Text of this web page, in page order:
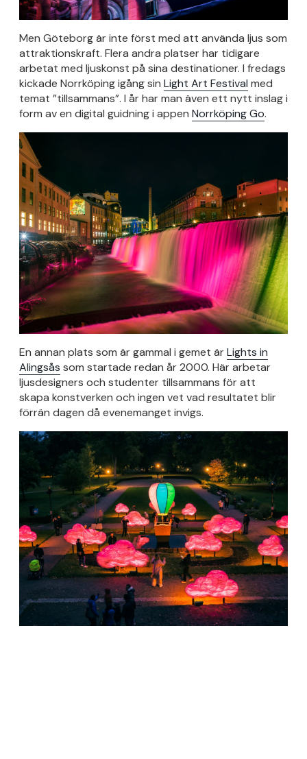
Men Göteborg är inte först med att använda ljus som
attraktionskraft. Flera andra platser har tidigare
arbetat med ljuskonst på sina destinationer. I fredags
kickade Norrköping igång sin Light Art Festival med
temat ”tillsammans”. I år har man även ett nytt inslag i
form av en digital guidning i appen Norrköping Go.
En annan plats som är gammal i gemet ärLights in
Alingsås som startade redan år 2000. Här arbetar
ljusdesigners och studenter tillsammans för att
skapa konstverken och ingen vet vad resultatet blir
förrän dagen då evenemanget invigs.